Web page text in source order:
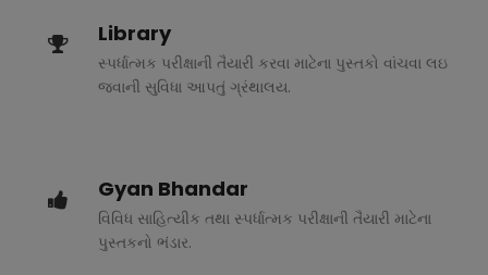
Library
સ્પર્ધાત્મક પરીક્ષાની તૈયારી કરવા માટેના પુસ્તકો વાંચવા લઇ
જવાની સુવિધા આપતું ગ્રંથાલય.
Gyan Bhandar
વિવિધ સાહિત્યીક તથા સ્પર્ધાત્મક પરીક્ષાની તૈયારી માટેના
પુસ્તકનો ભંડાર.